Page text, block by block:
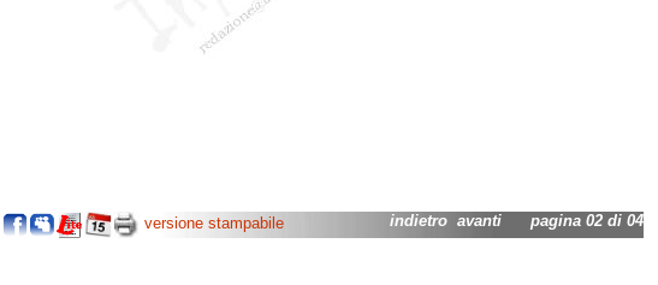
versione stampabile indietro avantipagina 02 di 04